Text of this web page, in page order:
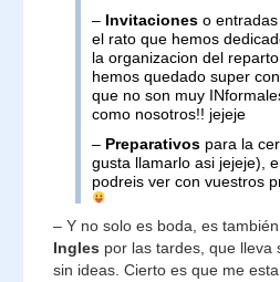
– Invitaciones o
el rato que hemos
la organizacion del
hemos quedado super
que no son muy
como nosotros!! jejeje
– Preparativos para la
gusta llamarlo asi jejeje),
podreis ver con vuestros
– Y no solo es boda, es
Ingles por las tardes, que lleva
sin ideas. Cierto es que me